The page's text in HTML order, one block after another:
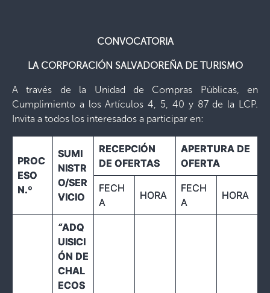
CONVOCATORIA
LA CORPORACIÓN SALVADOREÑA DE TURISMO
A través de la Unidad de Compras Públicas, en
Cumplimiento a los Artículos 4, 5, 40 y 87 de la LCP.
Invita a todos los interesados a participar en:
PROC
ESO
N.º
SUMI
NISTR
O/SER
VICIO
RECEPCIÓN
DE OFERTAS
APERTURA DE
OFERTA
FECH
A
HORA
FECH
A
HORA
“ADQ
UISICI
ÓN DE
CHAL
ECOS